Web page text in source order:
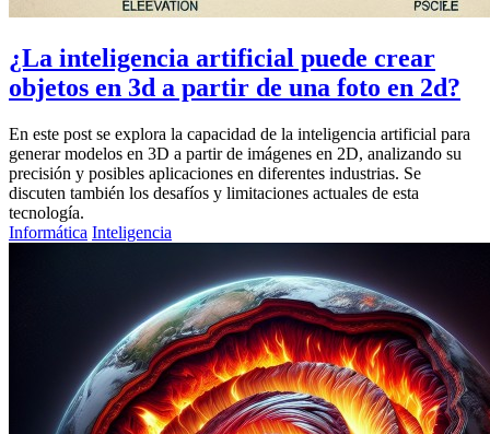
¿La inteligencia artificial puede crear
objetos en 3d a partir de una foto en 2d?
En este post se explora la capacidad de la inteligencia artificial para
generar modelos en 3D a partir de imágenes en 2D, analizando su
precisión y posibles aplicaciones en diferentes industrias. Se
discuten también los desafíos y limitaciones actuales de esta
tecnología.
Informática Inteligencia